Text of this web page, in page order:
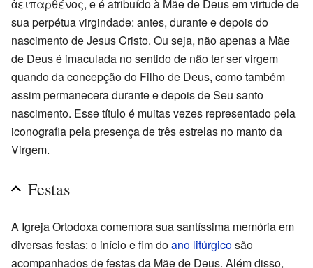
ἀειπαρθένος, e é atribuído à Mãe de Deus em virtude de
sua perpétua virgindade: antes, durante e depois do
nascimento de Jesus Cristo. Ou seja, não apenas a Mãe
de Deus é imaculada no sentido de não ter ser virgem
quando da concepção do Filho de Deus, como também
assim permanecera durante e depois de Seu santo
nascimento. Esse título é muitas vezes representado pela
iconografia pela presença de três estrelas no manto da
Virgem.
Festas
A Igreja Ortodoxa comemora sua santíssima memória em
diversas festas: o início e fim doano litúrgicosão
acompanhados de festas da Mãe de Deus. Além disso,